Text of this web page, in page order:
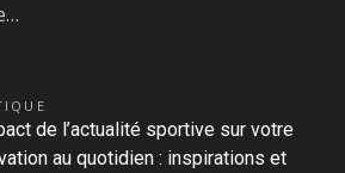
de l’actualité sportive sur votre
au quotidien : inspirations et